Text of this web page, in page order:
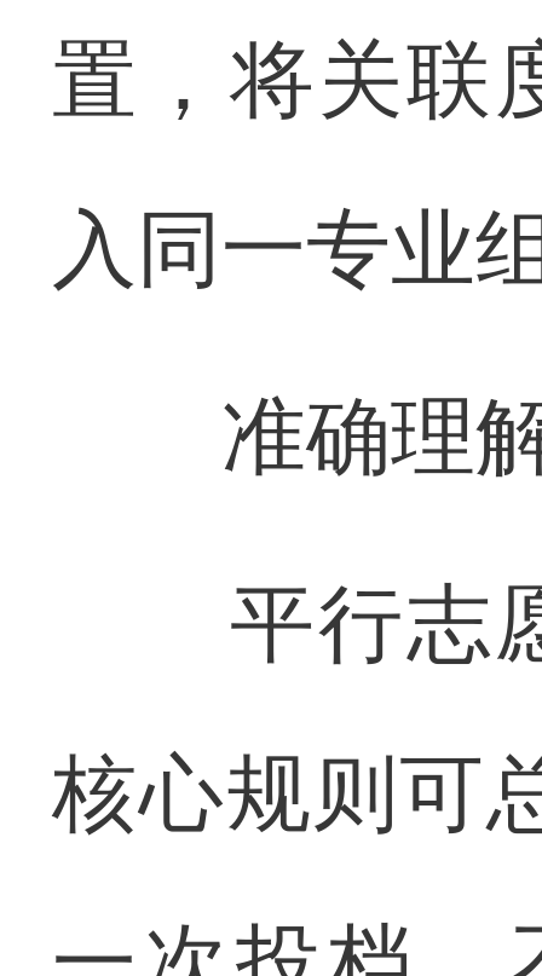
置，将关联
入同一专业
准确理解
平行志愿
核心规则可